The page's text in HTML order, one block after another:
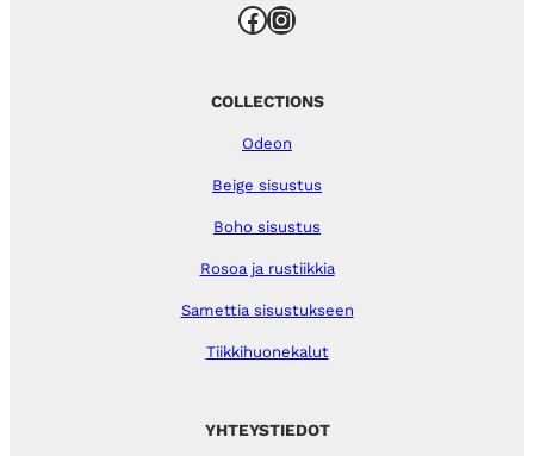
Facebook Instagram
YHTEYSTIEDOT
COLLECTIONS
Odeon
Beige sisustus
Boho sisustus
Rosoa ja rustiikkia
Samettia sisustukseen
Tiikkihuonekalut